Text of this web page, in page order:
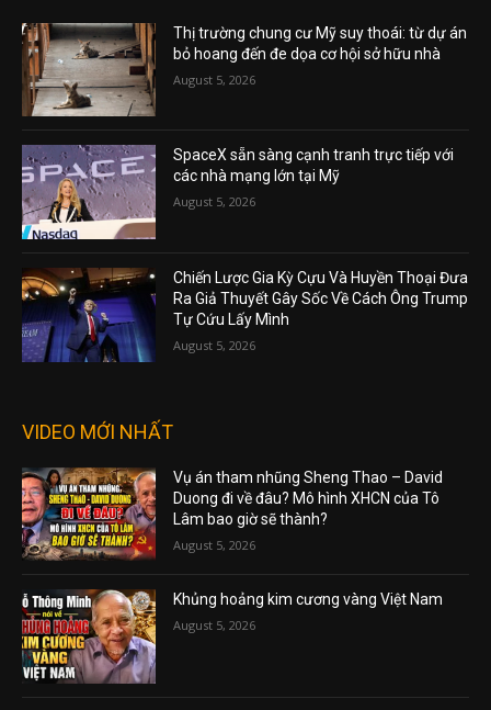
Thị trường chung cư Mỹ suy thoái: từ dự án
bỏ hoang đến đe dọa cơ hội sở hữu nhà
August 5, 2026
SpaceX sẵn sàng cạnh tranh trực tiếp với
các nhà mạng lớn tại Mỹ
August 5, 2026
Chiến Lược Gia Kỳ Cựu Và Huyền Thoại Đưa
Ra Giả Thuyết Gây Sốc Về Cách Ông Trump
Tự Cứu Lấy Mình
August 5, 2026
VIDEO MỚI NHẤT
Vụ án tham nhũng Sheng Thao – David
Duong đi về đâu? Mô hình XHCN của Tô
Lâm bao giờ sẽ thành?
August 5, 2026
Khủng hoảng kim cương vàng Việt Nam
August 5, 2026